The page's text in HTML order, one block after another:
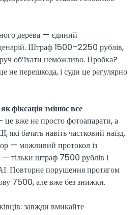
дерева — єдиний
Штраф 1500–2250 рублів,
об’їхати неможливо. Пробка?
не перешкода, і суди це регулярно
фіксація змінює все
вже не просто фотоапарати, а
які бачать навіть частковий наїзд.
— можливий протокол із
тільки штраф 7500 рублів і
Повторне порушення протягом
7500, але вже без знижки.
завжди вмикайте